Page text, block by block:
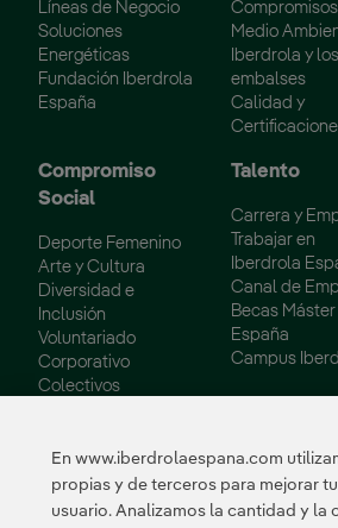
Líneas de Negocio
Soluciones
Energéticas
Fundación Iberdrola
España
Compromisos
Medio
Iberdrola y los
embalses
Calidad y
Compromiso
Social
Deporte Femenino
Arte y Cultura
Diversidad e
Inclusión
Voluntariado
Corporativo
Colectivos
Talento
Carrera y
Trabajar en
Iberdrola
Canal de
Becas Máster
España
Campus
Innovación
Innovación en
En www.iberdrolaespana.com
propias y de terceros para mejorar
usuario. Analizamos la cantidad y la